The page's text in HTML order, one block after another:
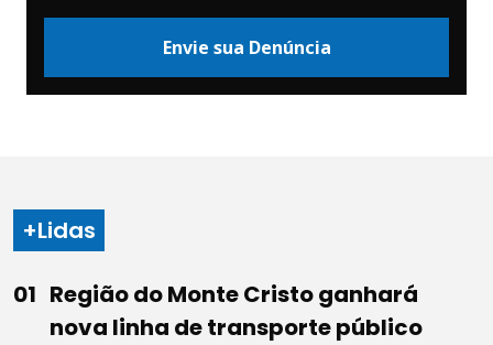
Envie sua Denúncia
+Lidas
Região do Monte Cristo ganhará
nova linha de transporte público